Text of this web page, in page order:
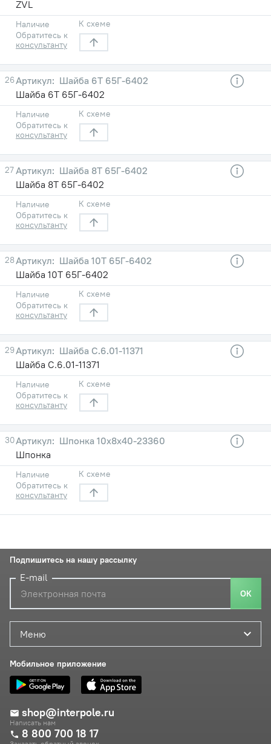
ZVL
Наличие
Обратитесь к
консультанту
К схеме
26
Шайба 6Т 65Г-6402
Шайба 6Т 65Г-6402
Наличие
Обратитесь к
консультанту
К схеме
27
Шайба 8Т 65Г-6402
Шайба 8Т 65Г-6402
Наличие
Обратитесь к
консультанту
К схеме
28
Шайба 10Т 65Г-6402
Шайба 10Т 65Г-6402
Наличие
Обратитесь к
консультанту
К схеме
29
Шайба С.6.01-11371
Шайба С.6.01-11371
Наличие
Обратитесь к
консультанту
К схеме
30
Шпонка 10х8х40-23360
Шпонка
Наличие
Обратитесь к
консультанту
К схеме
Меню
Мобильное приложение
shop@interpole.ru
Написать нам
8 800 700 18 17
Подпишитесь на нашу рассылку
E-mail
ОК